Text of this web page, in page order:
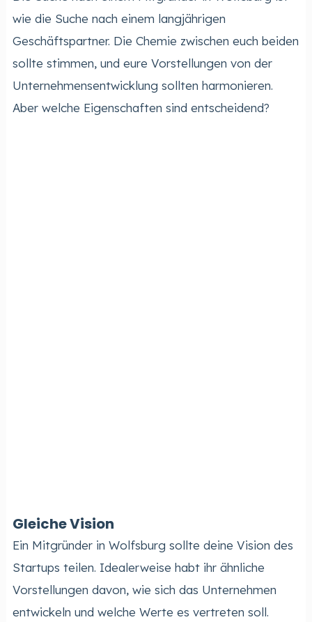
wie die Suche nach einem langjährigen
Geschäftspartner. Die Chemie zwischen euch beiden
sollte stimmen, und eure Vorstellungen von der
Unternehmensentwicklung sollten harmonieren.
Aber welche Eigenschaften sind entscheidend?
Gleiche Vision
Ein Mitgründer in Wolfsburg sollte deine Vision des
Startups teilen. Idealerweise habt ihr ähnliche
Vorstellungen davon, wie sich das Unternehmen
entwickeln und welche Werte es vertreten soll.